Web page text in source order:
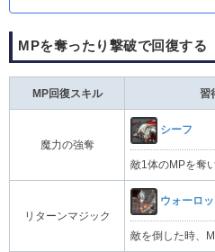
MPを奪ったり撃破で回復する
MP回復スキル 習
魔力の強奪
シーフ
敵1体のMPを奪
リターンマジック
ウォーロ
敵を倒した時、